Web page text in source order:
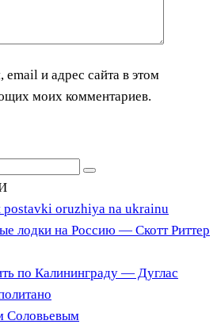
и адрес сайта в этом
моих комментариев.
лодки на Россию — Скотт Риттер
по Калининграду — Дуглас